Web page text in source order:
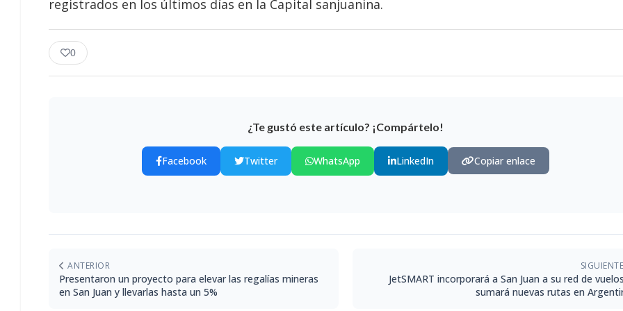
registrados en los últimos días en la Capital sanjuanina.
0
¿Te gustó este artículo? ¡Compártelo!
Facebook Twitter WhatsApp LinkedIn Copiar enlace
ANTERIOR
Presentaron un proyecto para elevar las regalías mineras
en San Juan y llevarlas hasta un 5%
SIGUIENTE
JetSMART incorporará a San Juan a su red de
sumará nuevas rutas en